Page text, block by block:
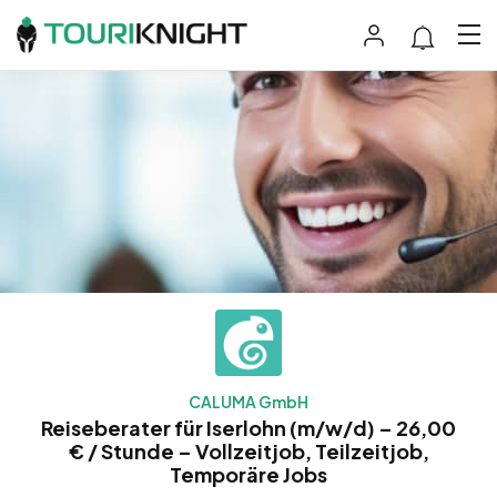
CALUMA GmbH
Reiseberater für Iserlohn (m/w/d) – 26,00
€ / Stunde – Vollzeitjob, Teilzeitjob,
Temporäre Jobs